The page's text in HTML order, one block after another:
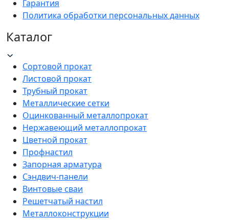
Гарантия
Политика обработки персональных данных
Каталог
Сортовой прокат
Листовой прокат
Трубный прокат
Металлические сетки
Оцинкованный металлопрокат
Нержавеющий металлопрокат
Цветной прокат
Профнастил
Запорная арматура
Сэндвич-панели
Винтовые сваи
Решетчатый настил
Металлоконструкции